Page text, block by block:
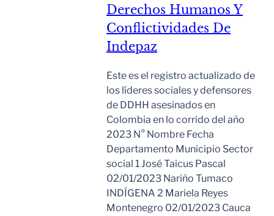
Derechos Humanos Y
Conflictividades De
Indepaz
Este es el registro actualizado de
los líderes sociales y defensores
de DDHH asesinados en
Colombia en lo corrido del año
2023 N° Nombre Fecha
Departamento Municipio Sector
social 1 José Taicus Pascal
02/01/2023 Nariño Tumaco
INDÍGENA 2 Mariela Reyes
Montenegro 02/01/2023 Cauca